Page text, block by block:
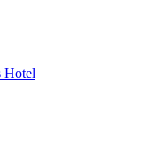
Hotel